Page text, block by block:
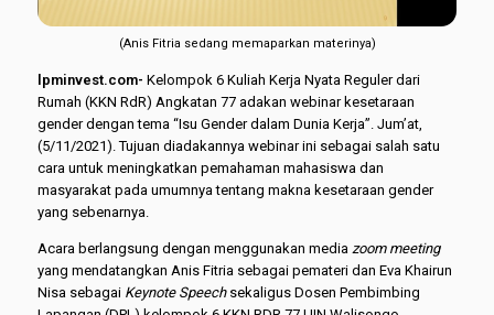
(Anis Fitria sedang memaparkan materinya)
lpminvest.com- Kelompok 6 Kuliah Kerja Nyata Reguler dari
Rumah (KKN RdR) Angkatan 77 adakan webinar kesetaraan
gender dengan tema “Isu Gender dalam Dunia Kerja”. Jum’at,
(5/11/2021). Tujuan diadakannya webinar ini sebagai salah satu
cara untuk meningkatkan pemahaman mahasiswa dan
masyarakat pada umumnya tentang makna kesetaraan gender
yang sebenarnya.
Acara berlangsung dengan menggunakan media zoom meeting
yang mendatangkan Anis Fitria sebagai pemateri dan Eva Khairun
Nisa sebagai Keynote Speechsekaligus Dosen Pembimbing